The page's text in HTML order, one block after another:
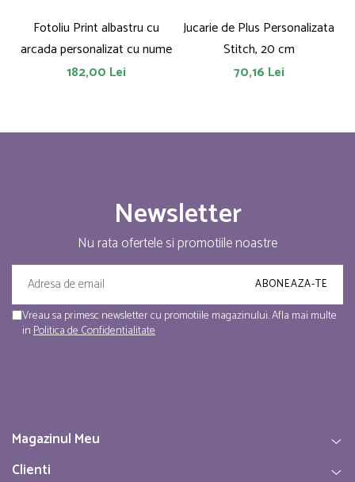
Fotoliu Print albastru cu
arcada personalizat cu nume
182,00 Lei
Jucarie de Plus Personalizata
Stitch, 20 cm
70,16 Lei
Newsletter
Nu rata ofertele si promotiile noastre
Vreau sa primesc newsletter cu promotiile magazinului. Afla mai multe
inPolitica de Confidentialitate
Magazinul Meu
Clienti